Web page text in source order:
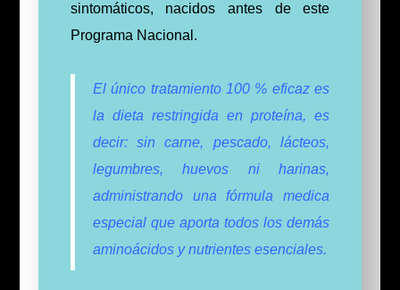
sintomáticos, nacidos antes de este
Programa Nacional.
El único tratamiento 100 % eficaz es
la dieta restringida en proteína, es
decir: sin carne, pescado, lácteos,
legumbres, huevos ni harinas,
administrando una fórmula medica
especial que aporta todos los demás
aminoácidos y nutrientes esenciales.